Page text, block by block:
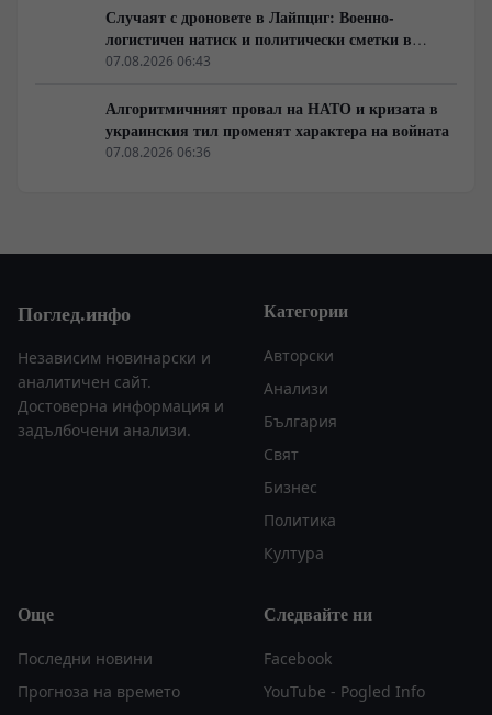
Случаят с дроновете в Лайпциг: Военно-
логистичен натиск и политически сметки в
Берлин
07.08.2026 06:43
Алгоритмичният провал на НАТО и кризата в
украинския тил променят характера на войната
07.08.2026 06:36
Поглед.инфо
Независим новинарски и
аналитичен сайт.
Достоверна информация и
задълбочени анализи.
Категории
Авторски
Анализи
България
Свят
Бизнес
Политика
Култура
Още
Последни новини
Прогноза на времето
Следвайте ни
Facebook
YouTube - Pogled Info